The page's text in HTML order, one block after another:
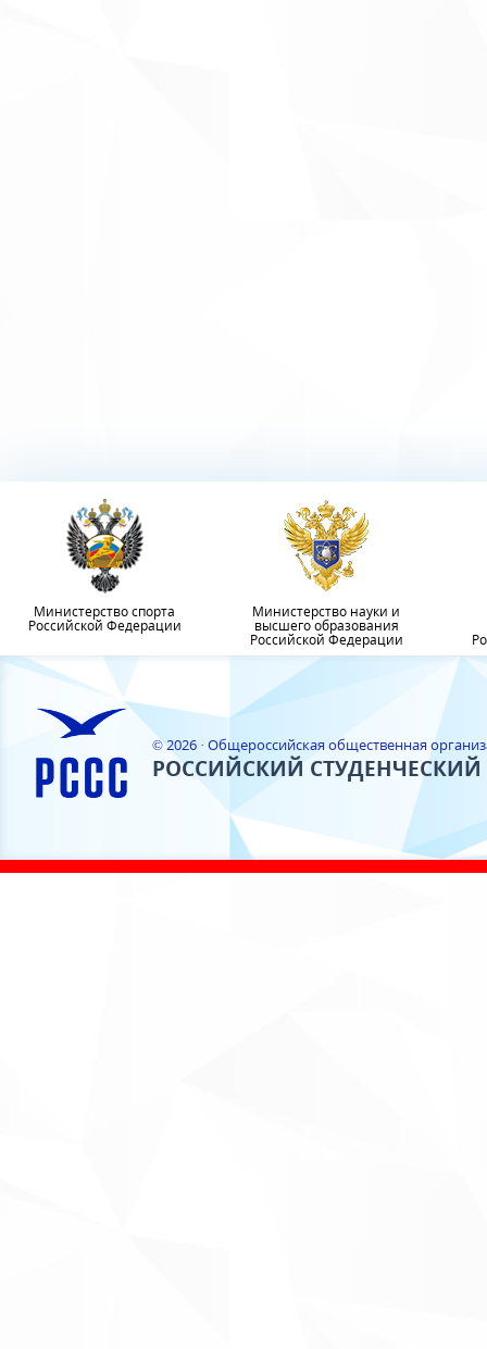
Министерство спорта
Российской Федерации
Министерство науки и
высшего образования
Российской Федерации
© 2026 · Общероссийская общественная
РОССИЙСКИЙ